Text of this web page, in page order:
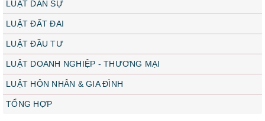
LUẬT DÂN SỰ
LUẬT ĐẤT ĐAI
LUẬT ĐẦU TƯ
LUẬT DOANH NGHIỆP - THƯƠNG MẠI
LUẬT HÔN NHÂN & GIA ĐÌNH
TỔNG HỢP